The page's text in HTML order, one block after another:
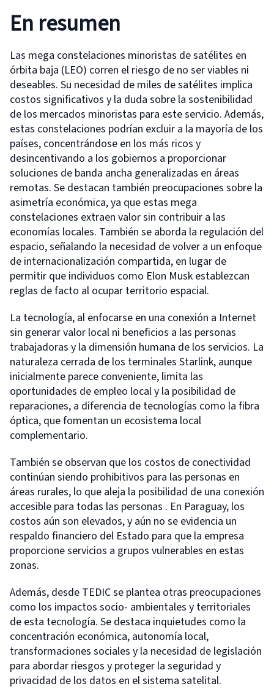
En resumen
Las mega constelaciones minoristas de satélites en
órbita baja (LEO) corren el riesgo de no ser viables ni
deseables. Su necesidad de miles de satélites implica
costos significativos y la duda sobre la sostenibilidad
de los mercados minoristas para este servicio. Además,
estas constelaciones podrían excluir a la mayoría de los
países, concentrándose en los más ricos y
desincentivando a los gobiernos a proporcionar
soluciones de banda ancha generalizadas en áreas
remotas. Se destacan también preocupaciones sobre la
asimetría económica, ya que estas mega
constelaciones extraen valor sin contribuir a las
economías locales. También se aborda la regulación del
espacio, señalando la necesidad de volver a un enfoque
de internacionalización compartida, en lugar de
permitir que individuos como Elon Musk establezcan
reglas de facto al ocupar territorio espacial.
La tecnología, al enfocarse en una conexión a Internet
sin generar valor local ni beneficios a las personas
trabajadoras y la dimensión humana de los servicios. La
naturaleza cerrada de los terminales Starlink, aunque
inicialmente parece conveniente, limita las
oportunidades de empleo local y la posibilidad de
reparaciones, a diferencia de tecnologías como la fibra
óptica, que fomentan un ecosistema local
complementario.
También se observan que los costos de conectividad
continúan siendo prohibitivos para las personas en
áreas rurales, lo que aleja la posibilidad de una conexión
accesible para todas las personas . En Paraguay, los
costos aún son elevados, y aún no se evidencia un
respaldo financiero del Estado para que la empresa
proporcione servicios a grupos vulnerables en estas
zonas.
Además, desde TEDIC se plantea otras preocupaciones
como los impactos socio- ambientales y territoriales
de esta tecnología. Se destaca inquietudes como la
concentración económica, autonomía local,
transformaciones sociales y la necesidad de legislación
para abordar riesgos y proteger la seguridad y
privacidad de los datos en el sistema satelital.